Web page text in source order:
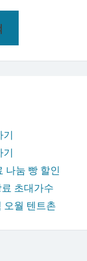
기
기
나눔 빵 할인
초대가수
오월 텐트촌